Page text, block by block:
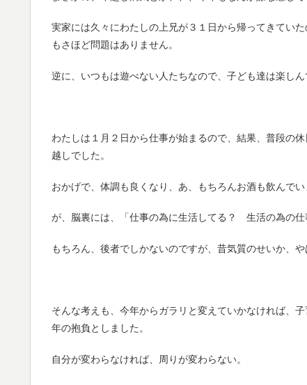
実家には久々にわたしの上兄が３１日から帰ってきてい
もさほど問題はありません。
逆に、いつもは遊べない人たちなので、子ども達は楽しん
わたしは１月２日から仕事が始まるので、結果、普段の
越しでした。
おかげで、体調も良くなり、あ、もちろんお酒も飲んで
が、脳裏には、「仕事の為に生活してる？ 生活の為の仕
もちろん、後者でしかないのですが、昔気質のせいか、
そんな考えも、今年からガラリと変えていかなければ、
年の抱負としました。
自分が変わらなければ、周りが変わらない。